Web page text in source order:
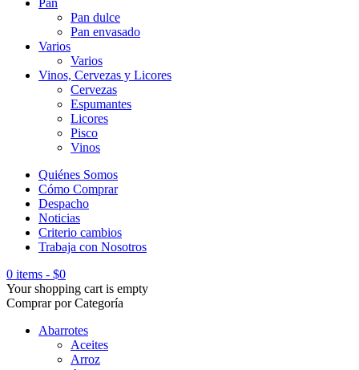
Pan
Pan dulce
Pan envasado
Varios
Varios
Vinos, Cervezas y Licores
Cervezas
Espumantes
Licores
Pisco
Vinos
Quiénes Somos
Cómo Comprar
Despacho
Noticias
Criterio cambios
Trabaja con Nosotros
0 items - $0
Your shopping cart is empty
Comprar por Categoría
Abarrotes
Aceites
Arroz